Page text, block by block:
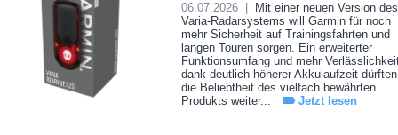
06.07.2026 |
Mit einer neuen Version des
Varia-Radarsystems will Garmin für noch
mehr Sicherheit auf Trainingsfahrten und
langen Touren sorgen. Ein erweiterter
Funktionsumfang und mehr
dank deutlich höherer Akkulaufzeit dürften
die Beliebtheit des vielfach bewährten
Produkts weiter...
Jetzt lesen